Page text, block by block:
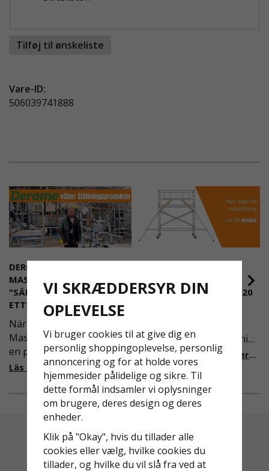
Tilføj til ønskeliste
Vare-ID:
506039741888
DEROME
MASKINUTHYRNING -
"SÄKERHET ÄR ALLTID PRIO
ETT"
När Derome
Maskinuthyrning behövde
en pålitlig partner inom
fallskydd och
säkerhetslösningar föll
valet på
Ställningsprodukter.se.
Med daglig verksamhet på
hög höjd är det avgörande
för dem att samarbeta
med en leverantör som
Läs mer om varför Derome väljer oss
AFS2023:9 & EN1004:2020
våra regler för rullställning
i Sverige slappare än de
från EU i skrivande stund,
men detta kommer det bli
ändring på. Från och med
2025 träder nya
Sverige gällande
rullställningar, med s
Läs mer om de nya reglerna!
VI SKRÆDDERSYR DIN
OPLEVELSE
Vi bruger cookies til at give dig en
personlig shoppingoplevelse, personlig
annoncering og for at holde vores
hjemmesider pålidelige og sikre. Til
dette formål indsamler vi oplysninger
om brugere, deres design og deres
enheder.
Klik på "Okay", hvis du tillader alle
cookies eller vælg, hvilke cookies du
tillader, og hvilke du vil slå fra ved at